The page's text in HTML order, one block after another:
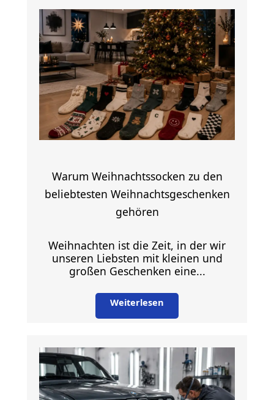
Warum Weihnachtssocken zu den
beliebtesten Weihnachtsgeschenken
gehören
Weihnachten ist die Zeit, in der wir
unseren Liebsten mit kleinen und
großen Geschenken eine...
Weiterlesen